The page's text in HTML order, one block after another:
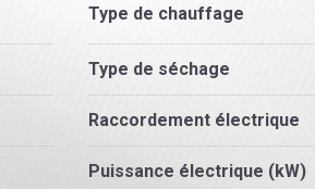
Type de chauffage
Type de séchage
Raccordement électrique
Puissance électrique (kW)